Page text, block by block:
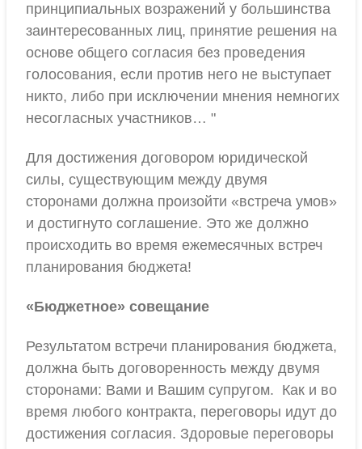
принципиальных возражений у большинства
заинтересованных лиц, принятие решения на
основе общего согласия без проведения
голосования, если против него не выступает
никто, либо при исключении мнения немногих
несогласных участников… "
Для достижения договором юридической
силы, существующим между двумя
сторонами должна произойти «встреча умов»
и достигнуто соглашение. Это же должно
происходить во время ежемесячных встреч
планирования бюджета!
«Бюджетное» совещание
Результатом встречи планирования бюджета,
должна быть договоренность между двумя
сторонами: Вами и Вашим супругом. Как и во
время любого контракта, переговоры идут до
достижения согласия. Здоровые переговоры